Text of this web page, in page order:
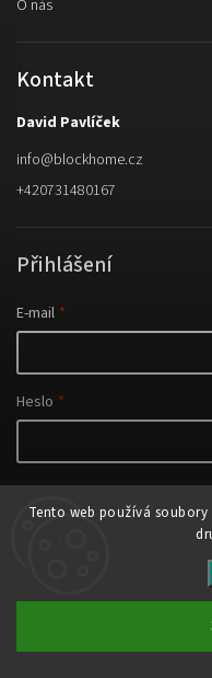
Tento web používá
O nás
Kontakt
David Pavlíček
info@blockhome.cz
+420731480167
Přihlášení
E-mail
Heslo
Zapomenuté heslo
eco-